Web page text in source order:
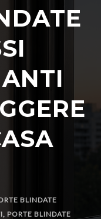
BLINDATE
, PORTE BLINDATE